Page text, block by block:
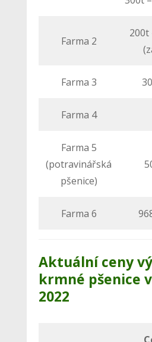
Farma 2
200t
Farma 3
Farma 4
Farma 5
(potravinářská
pšenice)
Farma 6
Aktuální ceny
krmné pšenice
2022